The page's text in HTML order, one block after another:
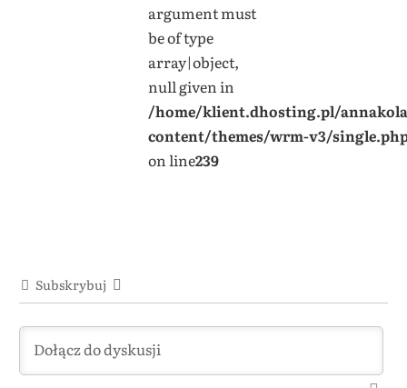
argument must
be of type
array|object,
null given in
/home/klient.dhosting.pl/
content/themes/wrm-v3/
on line239
Subskrybuj